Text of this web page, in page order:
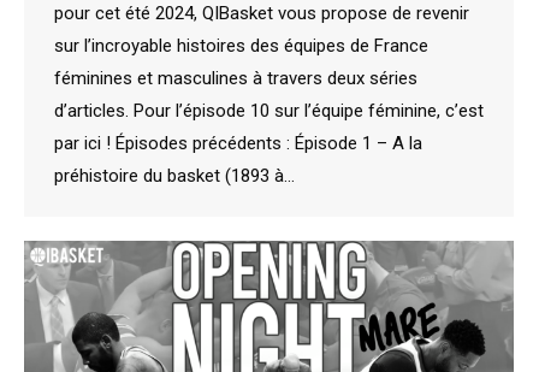
pour cet été 2024, QIBasket vous propose de revenir
sur l’incroyable histoires des équipes de France
féminines et masculines à travers deux séries
d’articles. Pour l’épisode 10 sur l’équipe féminine, c’est
par ici ! Épisodes précédents : Épisode 1 – A la
préhistoire du basket (1893 à…